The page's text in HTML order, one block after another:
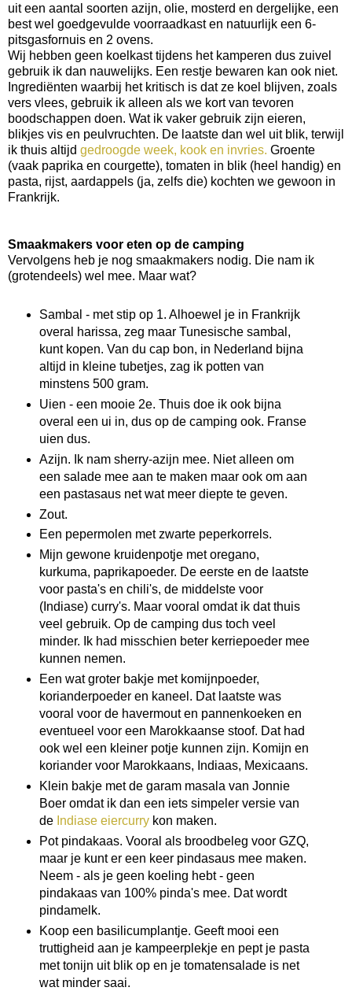
uit een aantal soorten azijn, olie, mosterd en dergelijke, een
best wel goedgevulde voorraadkast en natuurlijk een 6-
pitsgasfornuis en 2 ovens.
Wij hebben geen koelkast tijdens het kamperen dus zuivel
gebruik ik dan nauwelijks. Een restje bewaren kan ook niet.
Ingrediënten waarbij het kritisch is dat ze koel blijven, zoals
vers vlees, gebruik ik alleen als we kort van tevoren
boodschappen doen. Wat ik vaker gebruik zijn eieren,
blikjes vis en peulvruchten. De laatste dan wel uit blik, terwijl
ik thuis altijd gedroogde week, kook en invries. Groente
(vaak paprika en courgette), tomaten in blik (heel handig) en
pasta, rijst, aardappels (ja, zelfs die) kochten we gewoon in
Frankrijk.
Smaakmakers voor eten op de camping
Vervolgens heb je nog smaakmakers nodig. Die nam ik
(grotendeels) wel mee. Maar wat?
Sambal - met stip op 1. Alhoewel je in Frankrijk
overal harissa, zeg maar Tunesische sambal,
kunt kopen. Van du cap bon, in Nederland bijna
altijd in kleine tubetjes, zag ik potten van
minstens 500 gram.
Uien - een mooie 2e. Thuis doe ik ook bijna
overal een ui in, dus op de camping ook. Franse
uien dus.
Azijn. Ik nam sherry-azijn mee. Niet alleen om
een salade mee aan te maken maar ook om aan
een pastasaus net wat meer diepte te geven.
Zout.
Een pepermolen met zwarte peperkorrels.
Mijn gewone kruidenpotje met oregano,
kurkuma, paprikapoeder. De eerste en de laatste
voor pasta's en chili's, de middelste voor
(Indiase) curry's. Maar vooral omdat ik dat thuis
veel gebruik. Op de camping dus toch veel
minder. Ik had misschien beter kerriepoeder mee
kunnen nemen.
Een wat groter bakje met komijnpoeder,
korianderpoeder en kaneel. Dat laatste was
vooral voor de havermout en pannenkoeken en
eventueel voor een Marokkaanse stoof. Dat had
ook wel een kleiner potje kunnen zijn. Komijn en
koriander voor Marokkaans, Indiaas, Mexicaans.
Klein bakje met de garam masala van Jonnie
Boer omdat ik dan een iets simpeler versie van
de Indiase eiercurry kon maken.
Pot pindakaas. Vooral als broodbeleg voor GZQ,
maar je kunt er een keer pindasaus mee maken.
Neem - als je geen koeling hebt - geen
pindakaas van 100% pinda's mee. Dat wordt
pindamelk.
Koop een basilicumplantje. Geeft mooi een
truttigheid aan je kampeerplekje en pept je pasta
met tonijn uit blik op en je tomatensalade is net
wat minder saai.